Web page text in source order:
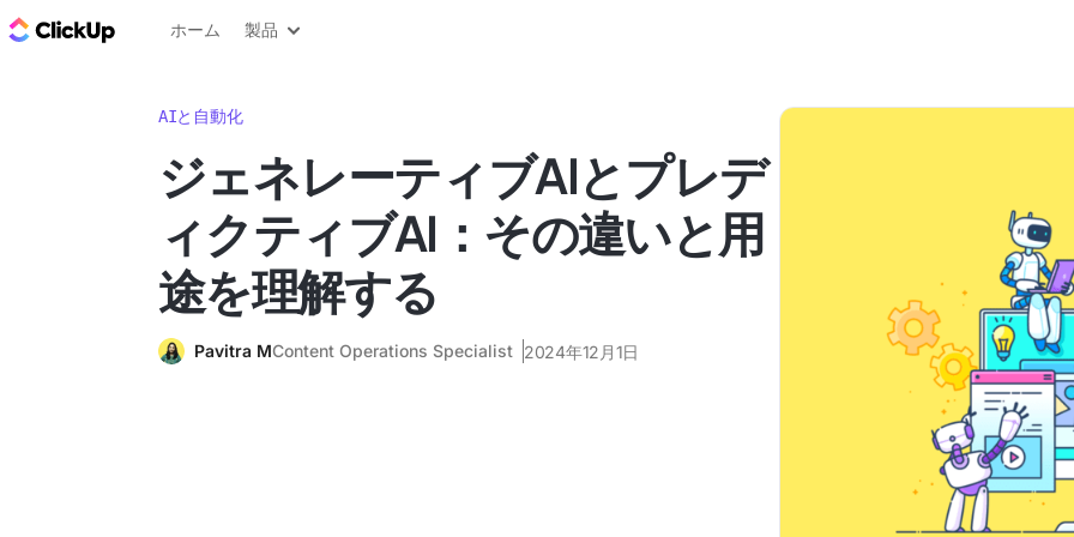
ClickUp ブログ
ホーム 製品
AIと自動化
ジェネレーティブAIとプレデ
ィクティブAI：その違いと用
途を理解する
Pavitra MContent Operations Specialist 2024年12月1日